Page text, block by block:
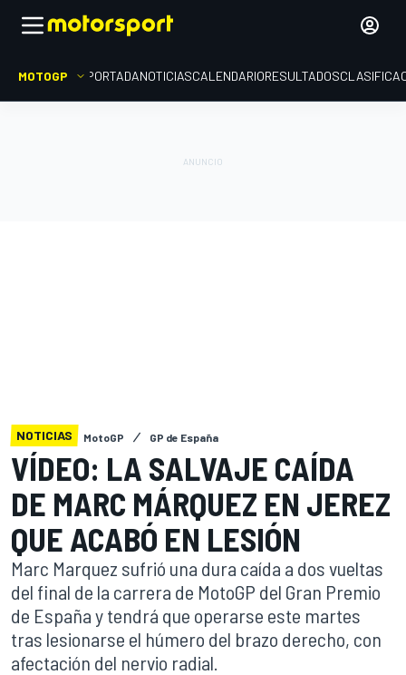
MOTOGP PORTADANOTICIASCALENDARIORESULTADOS
NOTICIAS MotoGP GP de España
VÍDEO: LA SALVAJE CAÍDA
DE MARC MÁRQUEZ EN JEREZ
QUE ACABÓ EN LESIÓN
Marc Marquez sufrió una dura caída a dos vueltas
del final de la carrera de MotoGP del Gran Premio
de España y tendrá que operarse este martes
tras lesionarse el húmero del brazo derecho, con
afectación del nervio radial.